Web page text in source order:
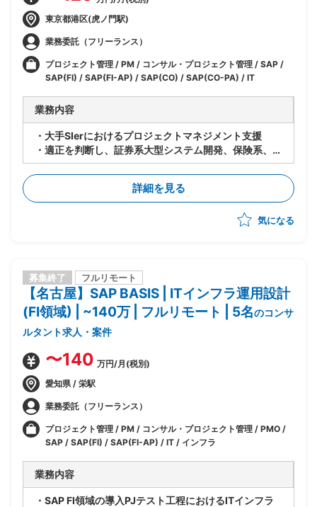
東京都港区(虎ノ門駅)
業務委託（フリーランス）
プロジェクト管理 / PM / コンサル・プロジェクト管理 / SAP /
SAP(FI) / SAP(FI-AP) / SAP(CO) / SAP(CO-PA) / IT
業務内容
・大手SIerにおけるプロジェクトマネジメント支援
・適正を判断し、証券系大型システム開発、保険系、
FX/暗号資産等それぞれの案件にアサイン予定
詳細を見る
気になる
募集終了 フルリモート
【名古屋】SAP BASIS | ITインフラ運用設計
(FI領域) | ~140万 | フルリモート | 5名のコンサ
ルタント求人・案件
〜140 万円/月(税別)
愛知県 / 栄駅
業務委託（フリーランス）
プロジェクト管理 / PM / コンサル・プロジェクト管理 / PMO /
SAP / SAP(FI) / SAP(FI-AP) / IT / インフラ
業務内容
・SAP FI領域の導入PJテスト工程におけるITインフラ